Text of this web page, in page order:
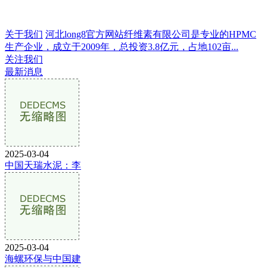
关于我们 河北long8官方网站纤维素有限公司是专业的HPMC
生产企业，成立于2009年，总投资3.8亿元，占地102亩...
关注我们
最新消息
2025-03-04
中国天瑞水泥：李
2025-03-04
海螺环保与中国建